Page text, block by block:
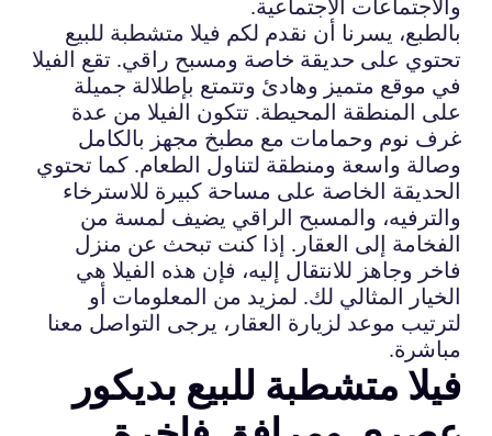
والاجتماعات الاجتماعية.
بالطبع، يسرنا أن نقدم لكم فيلا متشطبة للبيع
تحتوي على حديقة خاصة ومسبح راقي. تقع الفيلا
في موقع متميز وهادئ وتتمتع بإطلالة جميلة
على المنطقة المحيطة. تتكون الفيلا من عدة
غرف نوم وحمامات مع مطبخ مجهز بالكامل
وصالة واسعة ومنطقة لتناول الطعام. كما تحتوي
الحديقة الخاصة على مساحة كبيرة للاسترخاء
والترفيه، والمسبح الراقي يضيف لمسة من
الفخامة إلى العقار. إذا كنت تبحث عن منزل
فاخر وجاهز للانتقال إليه، فإن هذه الفيلا هي
الخيار المثالي لك. لمزيد من المعلومات أو
لترتيب موعد لزيارة العقار، يرجى التواصل معنا
مباشرة.
فيلا متشطبة للبيع بديكور